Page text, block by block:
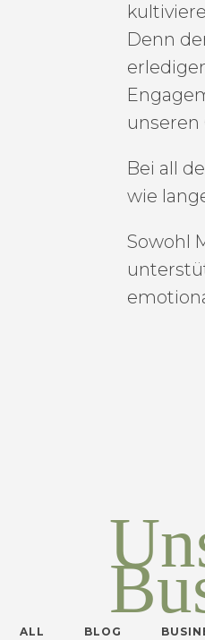
Denn
unseren
Bei all
wie
Sowohl
ALL BLOG